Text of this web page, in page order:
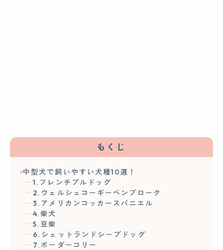
もくじ
中型犬で飼いやすい犬種10選！
1.フレンチブルドッグ
2.ウェルシュコーギーペンブローク
3.アメリカンコッカースパニエル
4.柴犬
5.豆柴
6.シェットランドシープドッグ
7.ボーダーコリー